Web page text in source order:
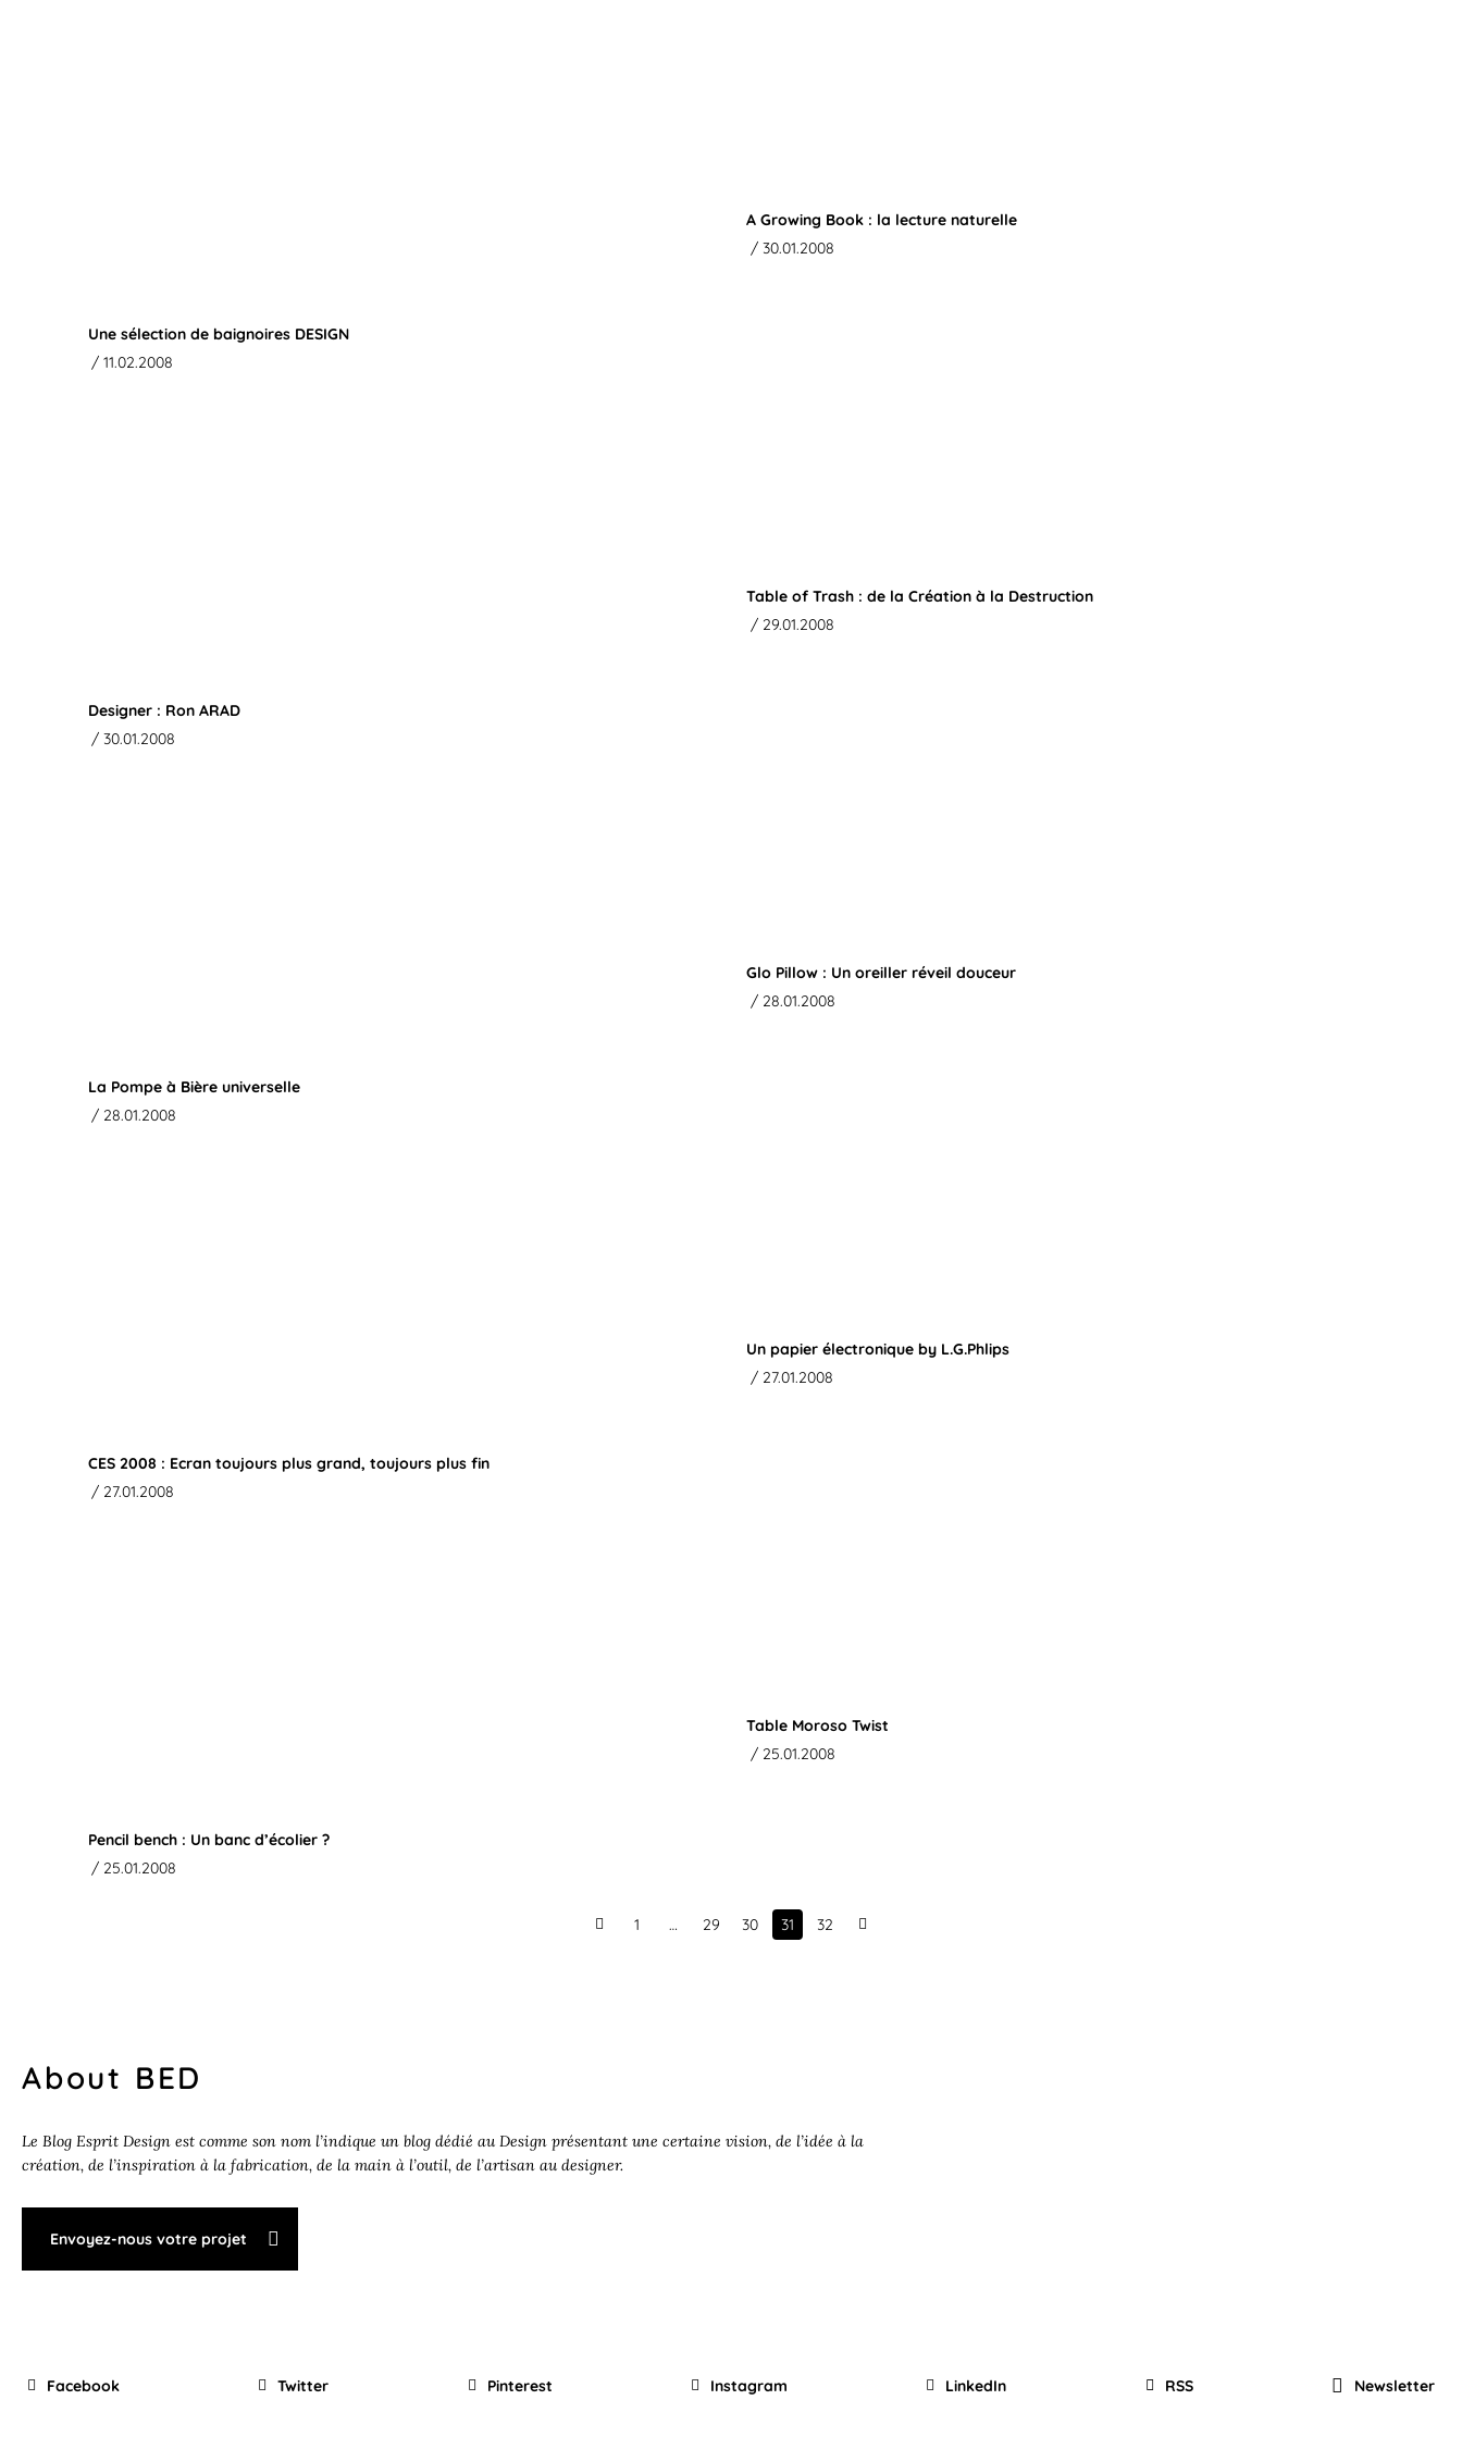
Une sélection de baignoires DESIGN
/ 11.02.2008
A Growing Book : la lecture naturelle
/ 30.01.2008
Designer : Ron ARAD
/ 30.01.2008
Table of Trash : de la Création à la Destruction
/ 29.01.2008
La Pompe à Bière universelle
/ 28.01.2008
Glo Pillow : Un oreiller réveil douceur
/ 28.01.2008
CES 2008 : Ecran toujours plus grand, toujours plus fin
/ 27.01.2008
Un papier électronique by L.G.Phlips
/ 27.01.2008
Pencil bench : Un banc d’écolier ?
/ 25.01.2008
Table Moroso Twist
/ 25.01.2008
Prev 1 … 29 30 31 32 Next
About BED
Le Blog Esprit Design est comme son nom l’indique un blog dédié au Design présentant une certaine vision, de l’idée à la
création, de l’inspiration à la fabrication, de la main à l’outil, de l’artisan au designer.
Envoyez-nous votre projet
Facebook Twitter Pinterest Instagram LinkedIn RSS Newsletter